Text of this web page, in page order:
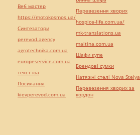
Веб мастер
https://motokosmos.ua/
Синтезатори
perevod.agency
agrotechnika.com.ua
europeservice.com.ua
текст юа
Посилання
kievperevod.com.ua
Перевезення хворих
hospice-life.com.ua/
mk-translations.ua
maltina.com.ua
Шафи купе
Брендові сумки
Натяжні стелі Nova Stelya
Перевезення хворих за
кордон